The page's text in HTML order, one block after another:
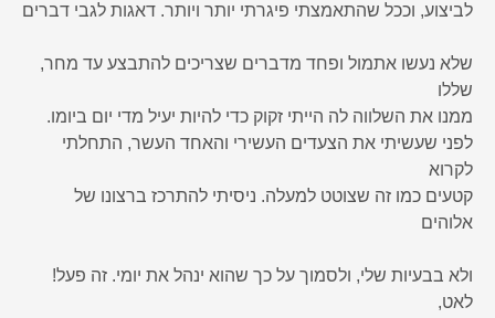
לביצוע, וככל שהתאמצתי פיגרתי יותר ויותר. דאגות לגבי דברים
שלא נעשו אתמול ופחד מדברים שצריכים להתבצע עד מחר,
שללו
ממנו את השלווה לה הייתי זקוק כדי להיות יעיל מדי יום ביומו.
לפני שעשיתי את הצעדים העשירי והאחד העשר, התחלתי
לקרוא
קטעים כמו זה שצוטט למעלה. ניסיתי להתרכז ברצונו של
אלוהים
ולא בבעיות שלי, ולסמוך על כך שהוא ינהל את יומי. זה פעל!
לאט,